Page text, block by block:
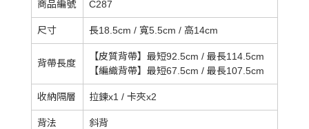
商品編號 C287
尺寸 長18.5cm / 寬5.5cm / 高14cm
背帶長度
【皮質背帶】最短92.5cm / 最長114.5cm
【編織背帶】最短67.5cm / 最長107.5cm
收納隔層 拉鍊x1 / 卡夾x2
背法 斜背